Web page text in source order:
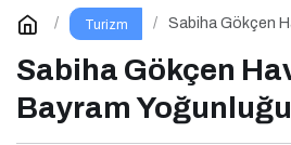
Turizm
Sabiha Gökçen
Sabiha Gökçen
Bayram